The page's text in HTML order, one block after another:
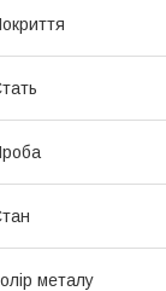
металу